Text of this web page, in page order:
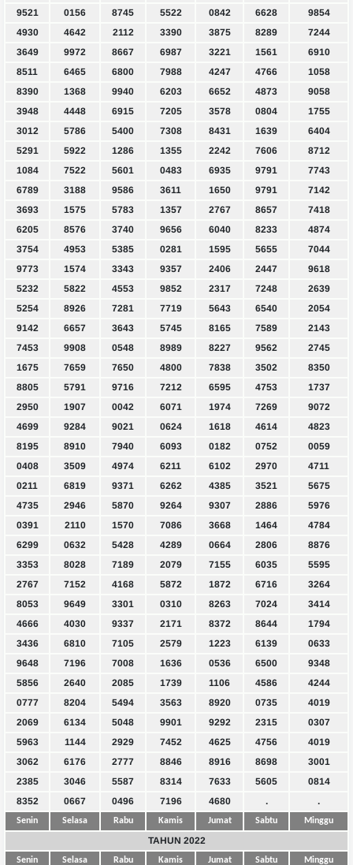
9521
0156 8745 5522 0842 6628
9854
4930
4642 2112 3390 3875 8289
7244
3649
9972 8667 6987 3221 1561
6910
8511
6465 6800 7988 4247 4766
1058
8390
1368 9940 6203 6652 4873
9058
3948
4448 6915 7205 3578 0804
1755
3012
5786 5400 7308 8431 1639
6404
5291
5922 1286 1355 2242 7606
8712
1084
7522 5601 0483 6935 9791
7743
6789
3188 9586 3611 1650 9791
7142
3693
1575 5783 1357 2767 8657
7418
6205
8576 3740 9656 6040 8233
4874
3754
4953 5385 0281 1595 5655
7044
9773
1574 3343 9357 2406 2447
9618
5232
5822 4553 9852 2317 7248
2639
5254
8926 7281 7719 5643 6540
2054
9142
6657 3643 5745 8165 7589
2143
7453
9908 0548 8989 8227 9562
2745
1675
7659 7650 4800 7838 3502
8350
8805
5791 9716 7212 6595 4753
1737
2950
1907 0042 6071 1974 7269
9072
4699
9284 9021 0624 1618 4614
4823
8195
8910 7940 6093 0182 0752
0059
0408
3509 4974 6211 6102 2970
4711
0211
6819 9371 6262 4385 3521
5675
4735
2946 5870 9264 9307 2886
5976
0391
2110 1570 7086 3668 1464
4784
6299
0632 5428 4289 0664 2806
8876
3353
8028 7189 2079 7155 6035
5595
2767
7152 4168 5872 1872 6716
3264
8053
9649 3301 0310 8263 7024
3414
4666
4030 9337 2171 8372 8644
1794
3436
6810 7105 2579 1223 6139
0633
9648
7196 7008 1636 0536 6500
9348
5856
2640 2085 1739 1106 4586
4244
0777
8204 5494 3563 8920 0735
4019
2069
6134 5048 9901 9292 2315
0307
5963
1144 2929 7452 4625 4756
4019
3062
6176 2777 8846 8916 8698
3001
2385
3046 5587 8314 7633 5605
0814
8352
0667 0496 7196 4680 . .
Senin Selasa Rabu Kamis Jumat Sabtu Minggu
TAHUN 2022
Senin Selasa Rabu Kamis Jumat Sabtu Minggu